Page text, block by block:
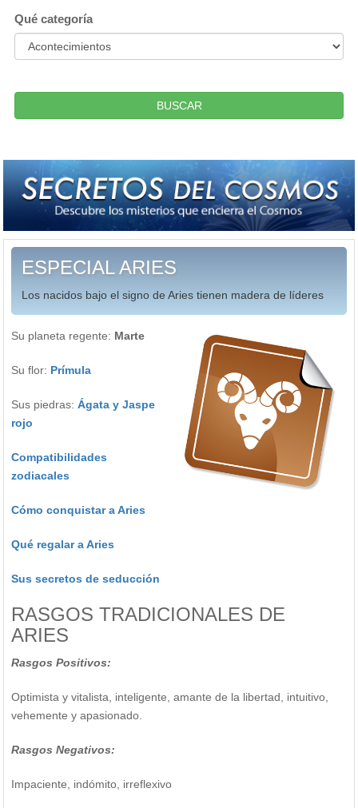
Qué categoría
BUSCAR
ESPECIAL ARIES
Los nacidos bajo el signo de Aries tienen madera de líderes
Su planeta regente: Marte
Su flor: Prímula
Sus piedras:Ágata y Jaspe
rojo
Compatibilidades
zodiacales
Cómo conquistar a Aries
Qué regalar a Aries
Sus secretos de seducción
RASGOS TRADICIONALES DE
ARIES
Rasgos Positivos:
Optimista y vitalista, inteligente, amante de la libertad, intuitivo,
vehemente y apasionado.
Rasgos Negativos:
Impaciente, indómito, irreflexivo